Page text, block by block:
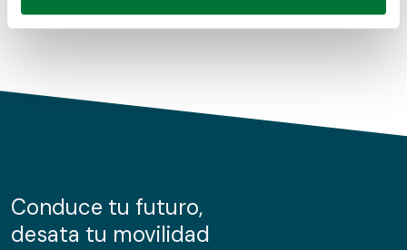
Obtenga más información sobre cómo se procesan sus
de cookies.
información sobre el uso que haga del sitio web con
nuestros partners de redes sociales, publicidad y análisis
Conduce tu futuro,
desata tu movilidad